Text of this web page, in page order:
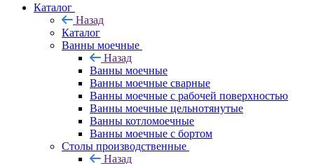
Каталог
Назад
Каталог
Ванны моечные
Назад
Ванны моечные
Ванны моечные сварные
Ванны моечные с рабочей поверхностью
Ванны моечные цельнотянутые
Ванны котломоечные
Ванны моечные с бортом
Столы производственные
Назад